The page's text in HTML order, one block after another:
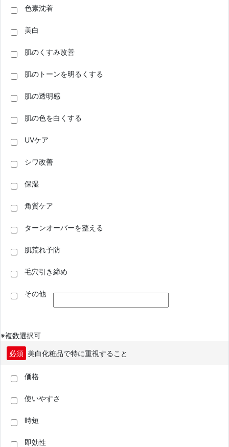
色素沈着
美白
肌のくすみ改善
肌のトーンを明るくする
肌の透明感
肌の色を白くする
UVケア
シワ改善
保湿
角質ケア
ターンオーバーを整える
肌荒れ予防
毛穴引き締め
その他
※複数選択可
必須 美白化粧品で特に重視すること
価格
使いやすさ
時短
即効性